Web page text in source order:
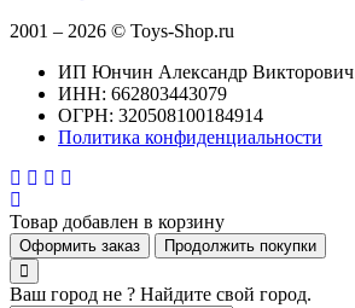
2001 – 2026 © Toys-Shop.ru
ИП Юнчин Александр Викторович
ИНН: 662803443079
ОГРН: 320508100184914
Политика конфиденциальности
Товар добавлен в корзину
Оформить заказ Продолжить покупки
Ваш город не ? Найдите свой город.